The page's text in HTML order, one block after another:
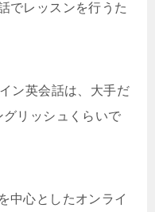
でレッスンを行うた
ン英会話は、大手だ
リッシュくらいで
中心としたオンライ